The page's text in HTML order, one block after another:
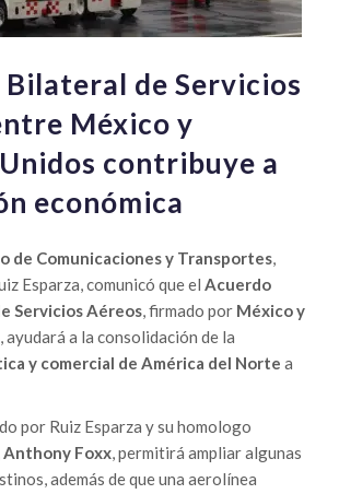
de Servicios
México y
contribuye a
económica
de Comunicaciones y Transportes,
Esparza, comunicó que el Acuerdo
Servicios Aéreos, firmado por México y
, ayudará a la consolidación de la
y comercial de América del Norte a
por Ruiz Esparza y su homologo
Anthony Foxx, permitirá ampliar algunas
además de que una aerolínea